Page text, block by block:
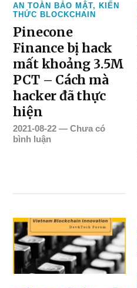
AN TOÀN BẢO MẬT,KIẾN
THỨC BLOCKCHAIN
Pinecone
Finance bị hack
mất khoảng 3.5M
PCT – Cách mà
hacker đã thực
hiện
2021-08-22 —Chưa có
bình luận